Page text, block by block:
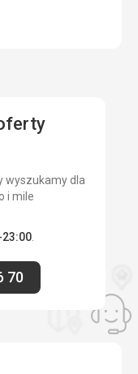
wyszukamy dla
i mile
.
70